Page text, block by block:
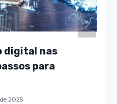
digital nas
para
2025